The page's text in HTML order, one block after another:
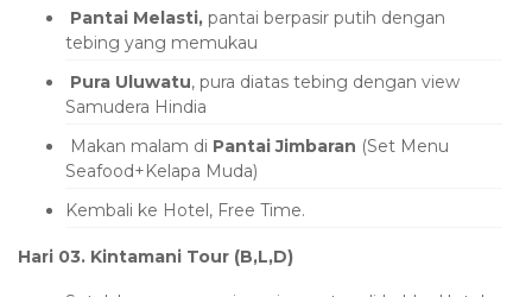
Pantai Melasti, pantai berpasir putih dengan
tebing yang memukau
Pura Uluwatu, pura diatas tebing dengan view
Samudera Hindia
Makan malam di Pantai Jimbaran (Set Menu
Seafood+Kelapa Muda)
Kembali ke Hotel, Free Time.
Hari 03. Kintamani Tour (B,L,D)